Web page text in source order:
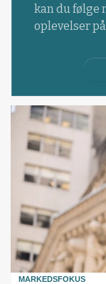
kan du følge
oplevelser
MARKEDSFOKUS